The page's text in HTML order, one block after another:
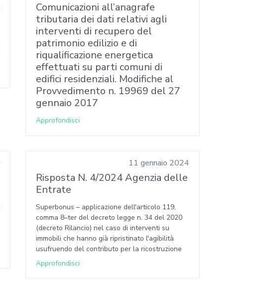
Comunicazioni all’anagrafe
tributaria dei dati relativi agli
interventi di recupero del
patrimonio edilizio e di
riqualificazione energetica
effettuati su parti comuni di
edifici residenziali. Modifiche al
Provvedimento n. 19969 del 27
gennaio 2017
Approfondisci
11 gennaio 2024
Risposta N. 4/2024 Agenzia delle
Entrate
Superbonus – applicazione dell'articolo 119,
comma 8–ter del decreto legge n. 34 del 2020
(decreto Rilancio) nel caso di interventi su
immobili che hanno già ripristinato l'agibilità
usufruendo del contributo per la ricostruzione
Approfondisci